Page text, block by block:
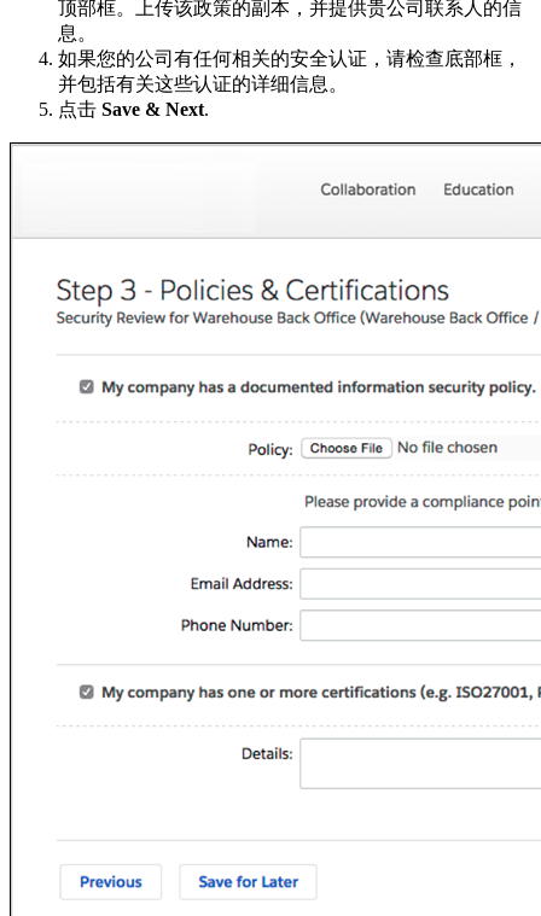
顶部框。上传该政策的副本，并提供贵公司联系人的信
息。
如果您的公司有任何相关的安全认证，请检查底部框，
并包括有关这些认证的详细信息。
点击 Save & Next.